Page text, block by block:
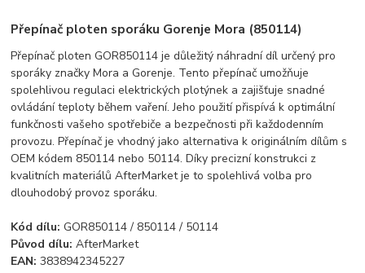
Přepínač ploten sporáku Gorenje Mora (850114)
Přepínač ploten GOR850114 je důležitý náhradní díl určený pro
sporáky značky Mora a Gorenje. Tento přepínač umožňuje
spolehlivou regulaci elektrických plotýnek a zajišťuje snadné
ovládání teploty během vaření. Jeho použití přispívá k optimální
funkčnosti vašeho spotřebiče a bezpečnosti při každodenním
provozu. Přepínač je vhodný jako alternativa k originálním dílům s
OEM kódem 850114 nebo 50114. Díky precizní konstrukci z
kvalitních materiálů AfterMarket je to spolehlivá volba pro
dlouhodobý provoz sporáku.
Kód dílu: GOR850114 / 850114 / 50114
Původ dílu: AfterMarket
EAN: 3838942345227